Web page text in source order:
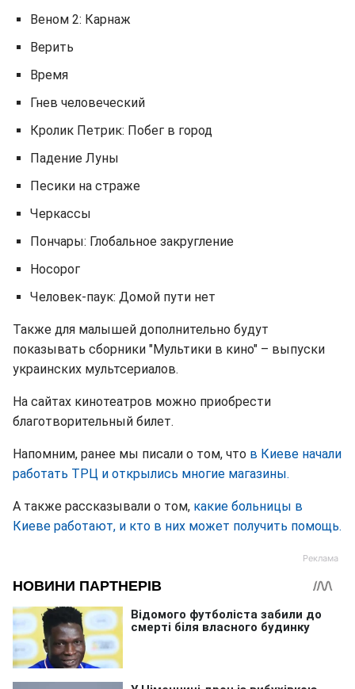
Веном 2: Карнаж
Верить
Время
Гнев человеческий
Кролик Петрик: Побег в город
Падение Луны
Песики на страже
Черкассы
Пончары: Глобальное закругление
Носорог
Человек-паук: Домой пути нет
Также для малышей дополнительно будут
показывать сборники "Мультики в кино" – выпуски
украинских мультсериалов.
На сайтах кинотеатров можно приобрести
благотворительный билет.
Напомним, ранее мы писали о том, что в Киеве начали
работать ТРЦ и открылись многие магазины.
А также рассказывали о том, какие больницы в
Киеве работают, и кто в них может получить помощь.